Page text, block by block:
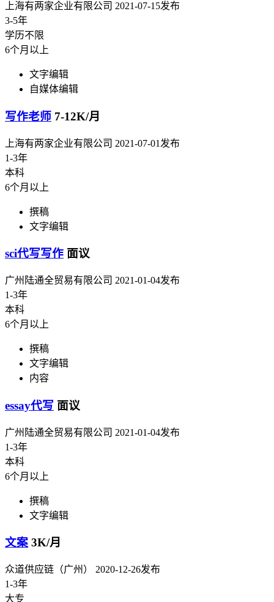
上海有两家企业有限公司 2021-07-15发布
3-5年
学历不限
6个月以上
文字编辑
自媒体编辑
写作老师 7-12K/月
上海有两家企业有限公司 2021-07-01发布
1-3年
本科
6个月以上
撰稿
文字编辑
sci代写写作 面议
广州陆通全贸易有限公司 2021-01-04发布
1-3年
本科
6个月以上
撰稿
文字编辑
内容
essay代写 面议
广州陆通全贸易有限公司 2021-01-04发布
1-3年
本科
6个月以上
撰稿
文字编辑
文案 3K/月
众道供应链（广州）
2020-12-26发布
1-3年
大专